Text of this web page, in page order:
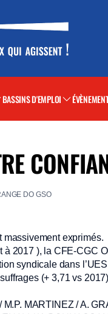
BASSINS D'EMPLOI
DO GSO
exprimés.
à 2017 ), la CFE-CGC
syndicale dans
(+ 3,71 vs
MARTINEZ / A.